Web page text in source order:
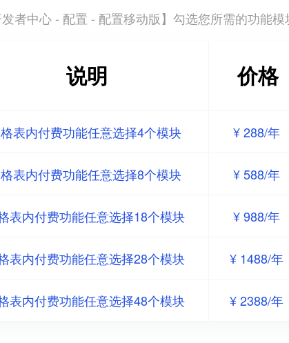
者中心 - 配置 - 配置移动版】勾选您所需的功能模
说明 价格
表内付费功能任意选择4个模块 ¥ 288/年
表内付费功能任意选择8个模块 ¥ 588/年
表内付费功能任意选择18个模块 ¥ 988/年
表内付费功能任意选择28个模块 ¥ 1488/年
表内付费功能任意选择48个模块 ¥ 2388/年